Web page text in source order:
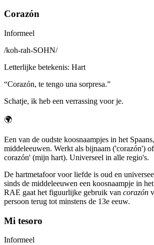
Corazón
Informeel
/koh-rah-SOHN/
Letterlijke betekenis: Hart
“Corazón, te tengo una sorpresa.”
Schatje, ik heb een verrassing voor je.
🌍
Een van de oudste koosnaampjes in het
middeleeuwen. Werkt als bijnaam ('corazón')
corazón' (mijn hart). Universeel in alle regio's.
De hartmetafoor voor liefde is oud en
sinds de middeleeuwen een koosnaampje in
RAE gaat het figuurlijke gebruik van corazón
persoon terug tot minstens de 13e eeuw.
Mi tesoro
Informeel